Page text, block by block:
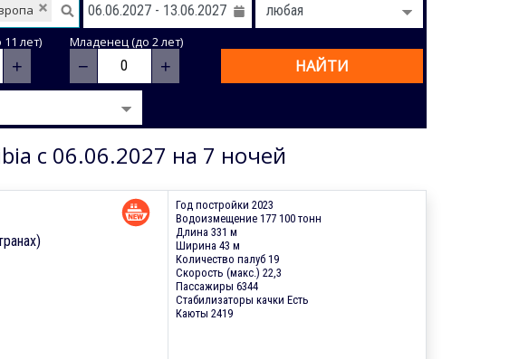
лет)
+
Младенец (до 2 лет)
− + НАЙТИ
с 06.06.2027 на 7 ночей
Год постройки 2023
Водоизмещение 177 100 тонн
Длина 331 м
Ширина 43 м
Количество палуб 19
Скорость (макс.) 22,3
Пассажиры 6344
Стабилизаторы качки Есть
Каюты 2419